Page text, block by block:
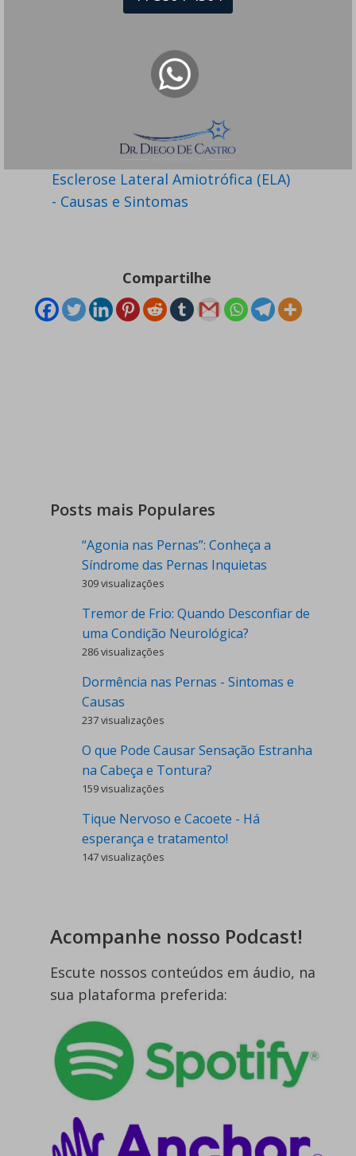
Esclerose Lateral Amiotrófica (ELA)
- Causas e Sintomas
Compartilhe
Posts mais Populares
“Agonia nas Pernas”: Conheça a
Síndrome das Pernas Inquietas
309 visualizações
Tremor de Frio: Quando Desconfiar de
uma Condição Neurológica?
286 visualizações
Dormência nas Pernas - Sintomas e
Causas
237 visualizações
O que Pode Causar Sensação Estranha
na Cabeça e Tontura?
159 visualizações
Tique Nervoso e Cacoete - Há
esperança e tratamento!
147 visualizações
Acompanhe nosso Podcast!
Escute nossos conteúdos em áudio, na
sua plataforma preferida: